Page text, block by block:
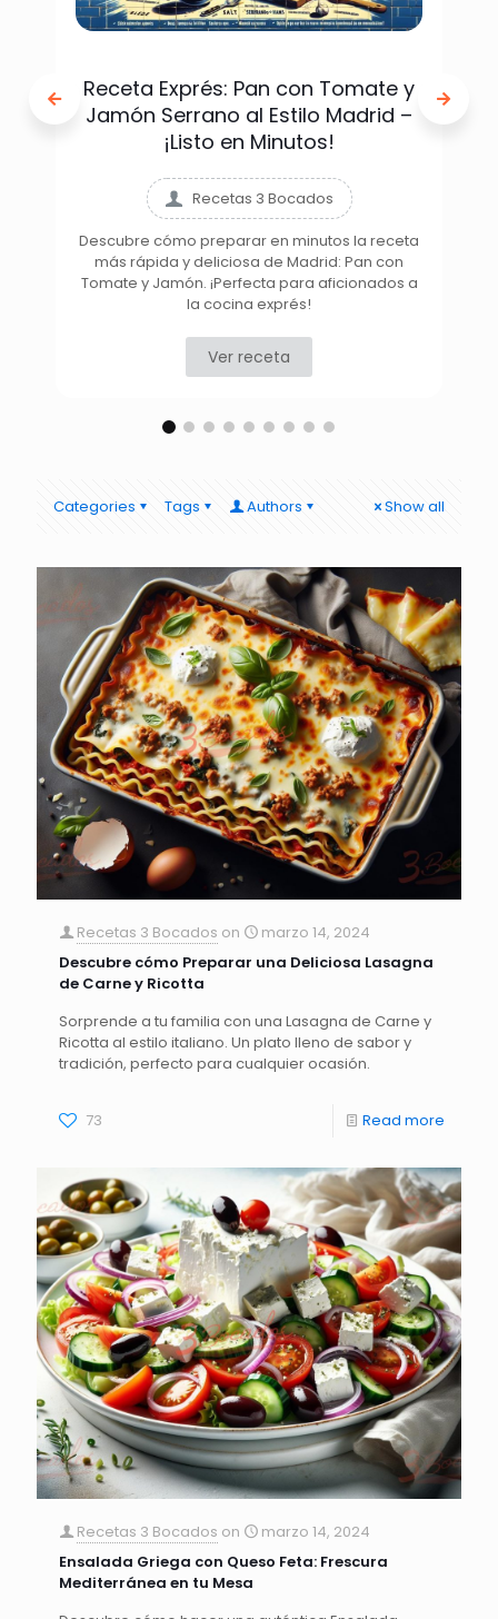
Receta Exprés: Pan con Tomate y
Jamón Serrano al Estilo Madrid –
¡Listo en Minutos!
Recetas 3 Bocados
Descubre cómo preparar en minutos la receta
más rápida y deliciosa de Madrid: Pan con
Tomate y Jamón. ¡Perfecta para aficionados a
la cocina exprés!
Ver receta
Categories Tags Authors Show all
Recetas 3 Bocados on
marzo 14, 2024
Descubre cómo Preparar una Deliciosa Lasagna
de Carne y Ricotta
Sorprende a tu familia con una Lasagna de Carne y
Ricotta al estilo italiano. Un plato lleno de sabor y
tradición, perfecto para cualquier ocasión.
73 Read more
Recetas 3 Bocados on
marzo 14, 2024
Ensalada Griega con Queso Feta: Frescura
Mediterránea en tu Mesa